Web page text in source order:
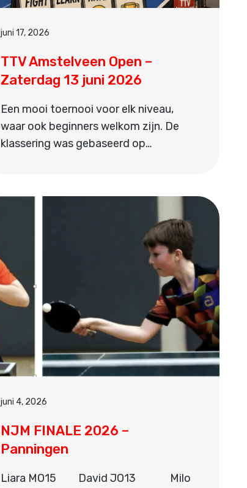
juni 17, 2026
TTV Amstelveen Open –
Zaterdag 13 juni 2026
Een mooi toernooi voor elk niveau,
waar ook beginners welkom zijn. De
klassering was gebaseerd op…
juni 4, 2026
NJM FINALE 2026 –
Panningen
Liara MO15 David JO13 Milo